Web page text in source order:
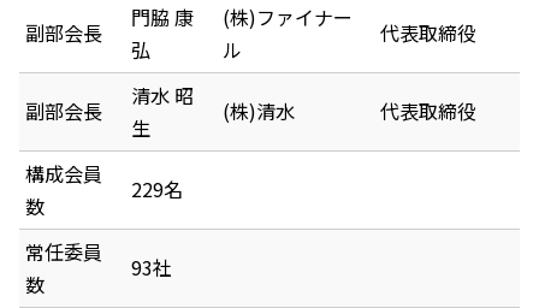
副部会長
門脇 康
弘
(株)ファイナー
ル
代表取締役
副部会長
清水 昭
生
(株)清水 代表取締役
構成会員
数
229名
常任委員
数
93社